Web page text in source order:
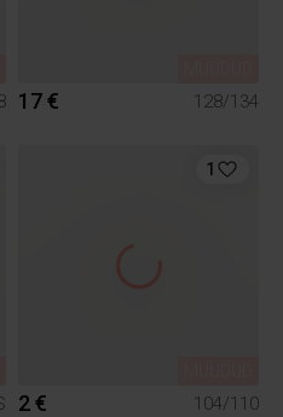
17 € 128/134
1
2 € 104/110